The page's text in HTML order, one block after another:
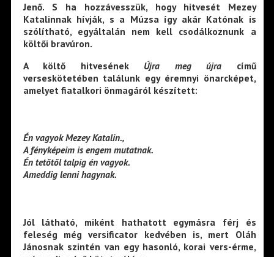
Jenő. S ha hozzávesszük, hogy hitvesét Mezey
Katalinnak hívják, s a Múzsa így akár Katónak is
szólítható, egyáltalán nem kell csodálkoznunk a
költői bravúron.
A költő hitvesénekÚjra meg újra című
verseskötetében találunk egy éremnyi önarcképet,
amelyet fiatalkori önmagáról készített:
Én vagyok Mezey Katalin.,
A fényképeim is engem mutatnak.
Én tetőtől talpig én vagyok.
Ameddig lenni hagynak.
Jól látható, miként hathatott egymásra férj és
feleség még versificator kedvében is, mert Oláh
Jánosnak szintén van egy hasonló, korai vers-érme,